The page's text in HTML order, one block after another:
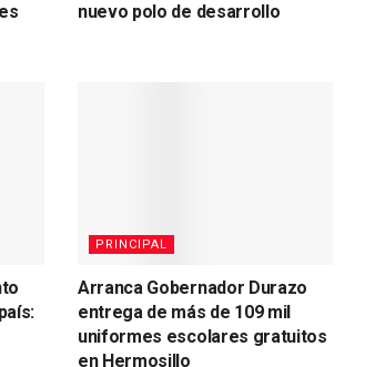
nuevo polo de desarrollo
PRINCIPAL
Arranca Gobernador Durazo
entrega de más de 109 mil
uniformes escolares gratuitos
en Hermosillo